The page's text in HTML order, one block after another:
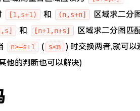
[1,s+1) 和 (n,s+n]
区域求二分
和 [n+1,n+s] 区域求二分图匹
n>=s+1 ( s<n
) 时交换两者,就可以
他的判断也可以解决)